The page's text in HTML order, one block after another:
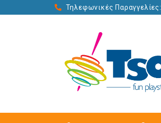
Τηλεφωνικές